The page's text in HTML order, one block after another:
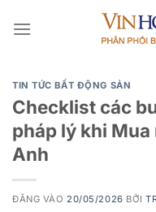
qua
TIN TỨC BẤT ĐỘNG SẢN
Checklist các
pháp lý khi
Anh
ĐĂNG VÀO 20/05/2026 BỞI